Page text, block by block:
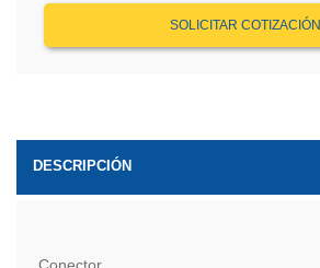
SOLICITAR COTIZACIÓN
DESCRIPCIÓN